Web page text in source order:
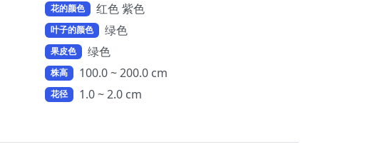
花的颜色 红色 紫色
叶子的颜色 绿色
果皮色 绿色
株高 100.0 ~ 200.0 cm
花径 1.0 ~ 2.0 cm